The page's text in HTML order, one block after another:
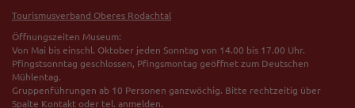
Tourismusverband Oberes Rodachtal
Öffnungszeiten Museum:
Von Mai bis einschl. Oktober jeden Sonntag von 14.00 bis 17.00 Uhr.
Pfingstsonntag geschlossen, Pfingsmontag geöffnet zum Deutschen
Mühlentag.
Gruppenführungen ab 10 Personen ganzwöchig. Bitte rechtzeitig über
Spalte Kontakt oder tel. anmelden.